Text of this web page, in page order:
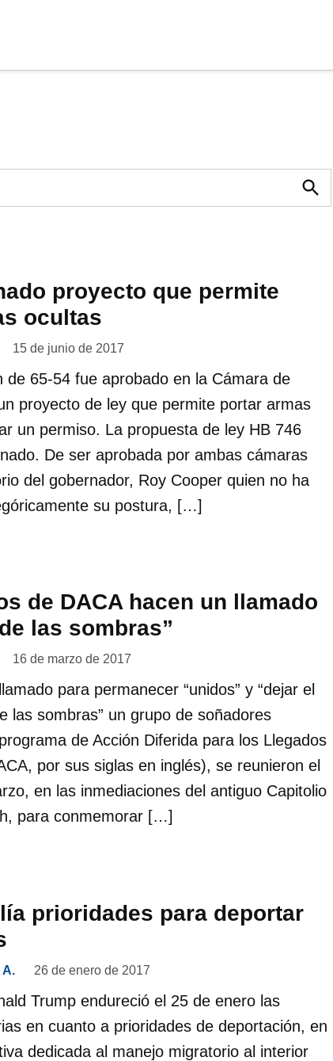
Donar
proyecto que permite
ocultas
15 de junio de 2017
de 65-54 fue aprobado en la Cámara de
proyecto de ley que permite portar armas
un permiso. La propuesta de ley HB 746
De ser aprobada por ambas cámaras
del gobernador, Roy Cooper quien no ha
su postura, […]
de DACA hacen un llamado
las sombras”
16 de marzo de 2017
para permanecer “unidos” y “dejar el
las sombras” un grupo de soñadores
de Acción Diferida para los Llegados
por sus siglas en inglés), se reunieron el
en las inmediaciones del antiguo Capitolio
para conmemorar […]
prioridades para deportar
A. 26 de enero de 2017
Trump endureció el 25 de enero las
en cuanto a prioridades de deportación, en
dedicada al manejo migratorio al interior